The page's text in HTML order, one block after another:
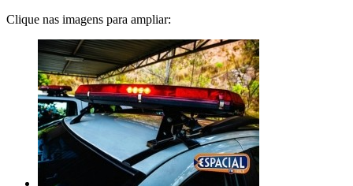
Clique nas imagens para ampliar: